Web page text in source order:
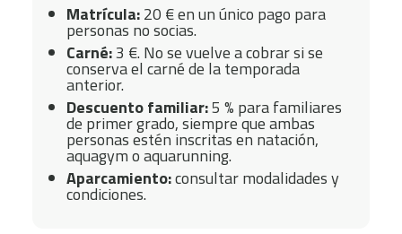
Matrícula:20 € en un único pago para
personas no socias.
Carné:3 €. No se vuelve a cobrar si se
conserva el carné de la temporada
anterior.
Descuento familiar:5 % para familiares
de primer grado, siempre que ambas
personas estén inscritas en natación,
aquagym o aquarunning.
Aparcamiento:consultar modalidades y
condiciones.